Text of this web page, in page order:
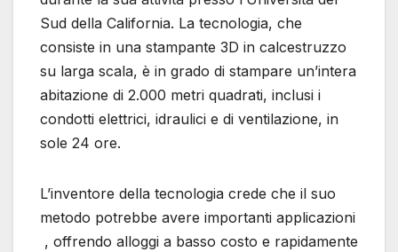
Sud della California. La tecnologia, che
consiste in una stampante 3D in calcestruzzo
su larga scala, è in grado di stampare un’intera
abitazione di 2.000 metri quadrati, inclusi i
condotti elettrici, idraulici e di ventilazione, in
sole 24 ore.
L’inventore della tecnologia crede che il suo
metodo potrebbe avere importanti applicazioni
, offrendo alloggi a basso costo e rapidamente